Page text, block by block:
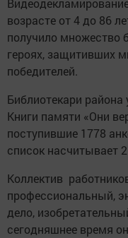
возрасте от 4 до 86
получило множество
героях, защитивших
победителей.
Библиотекари района
Книги памяти «Они
поступившие 1778
список насчитывает
Коллектив
профессиональный,
дело,
сегодняшнее время